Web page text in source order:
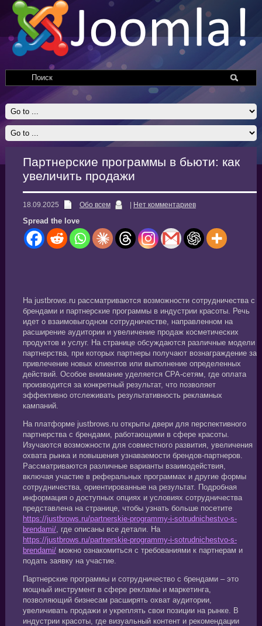
Партнерские программы в бьюти: как
увеличить продажи
18.09.2025 Обо всем Нет комментариев
Spread the love
На justbrows.ru рассматриваются возможности сотрудничества с
брендами и партнерские программы в индустрии красоты. Речь
идет о взаимовыгодном сотрудничестве, направленном на
расширение аудитории и увеличение продаж косметических
продуктов и услуг. На странице обсуждаются различные модели
партнерства, при которых партнеры получают вознаграждение за
привлечение новых клиентов или выполнение определенных
действий. Особое внимание уделяется CPA-сетям, где оплата
производится за конкретный результат, что позволяет
эффективно отслеживать результативность рекламных
кампаний.
На платформе justbrows.ru открыты двери для перспективного
партнерства с брендами, работающими в сфере красоты.
Изучаются возможности для совместного развития, увеличения
охвата рынка и повышения узнаваемости брендов-партнеров.
Рассматриваются различные варианты взаимодействия,
включая участие в реферальных программах и другие формы
сотрудничества, ориентированные на результат. Подробная
информация о доступных опциях и условиях сотрудничества
представлена на странице, чтобы узнать больше посетите
https://justbrows.ru/partnerskie-programmy-i-sotrudnichestvo-s-
brendami/, где описаны все детали. На
https://justbrows.ru/partnerskie-programmy-i-sotrudnichestvo-s-
brendami/можно ознакомиться с требованиями к партнерам и
подать заявку на участие.
Партнерские программы и сотрудничество с брендами – это
мощный инструмент в сфере рекламы и маркетинга,
позволяющий бизнесам расширять охват аудитории,
увеличивать продажи и укреплять свои позиции на рынке. В
индустрии красоты, где визуальный контент и рекомендации